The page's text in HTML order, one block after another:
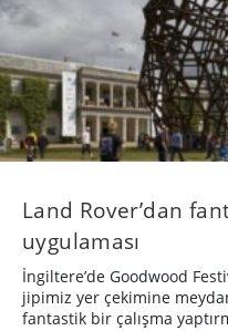
Land Rover’dan
uygulaması
İngiltere’de Goodwood
jipimiz yer çekimine
fantastik bir çalışma